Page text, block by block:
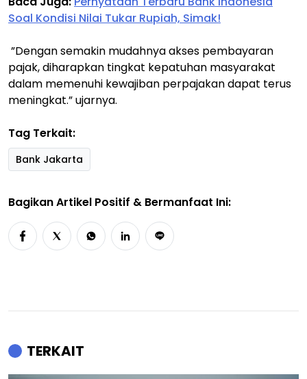
Soal Kondisi Nilai Tukar Rupiah, Simak!
”Dengan semakin mudahnya akses pembayaran
pajak, diharapkan tingkat kepatuhan masyarakat
dalam memenuhi kewajiban perpajakan dapat terus
meningkat.” ujarnya.
Tag Terkait:
Bank Jakarta
Bagikan Artikel Positif & Bermanfaat Ini:
TERKAIT